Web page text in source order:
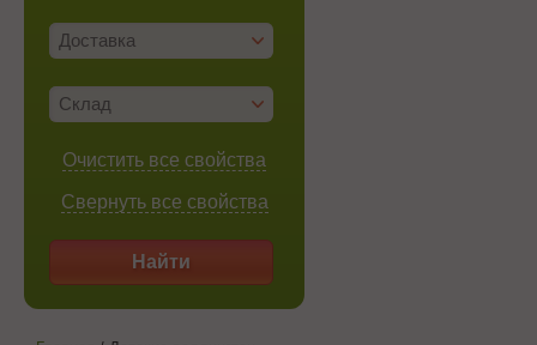
Доставка
Склад
Очистить все свойства
Свернуть все свойства
Найти